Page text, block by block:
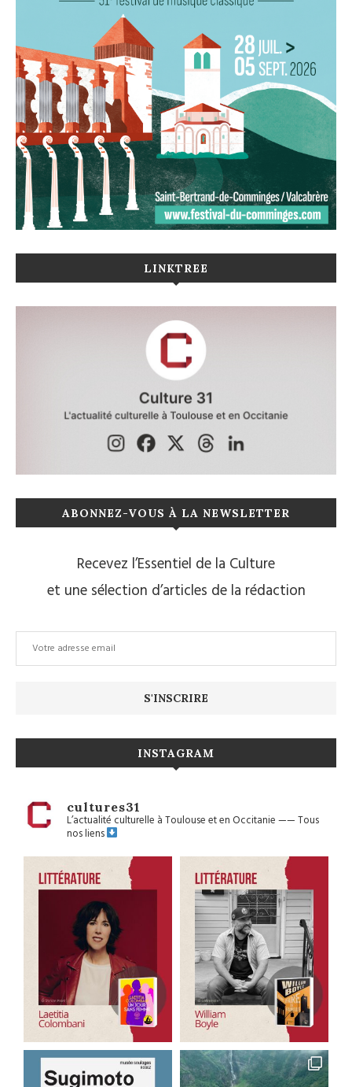
LINKTREE
ABONNEZ-VOUS À LA NEWSLETTER
Recevez l’Essentiel de la Culture
et une sélection d’articles de la rédaction
INSTAGRAM
cultures31
L’actualité culturelle à Toulouse et en Occitanie——Tous
nos liens